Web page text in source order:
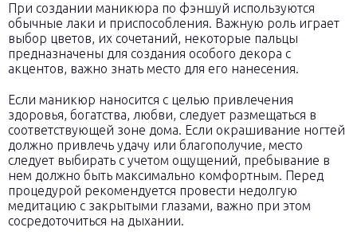
При создании маникюра по фэншуй используются
обычные лаки и приспособления. Важную роль играет
выбор цветов, их сочетаний, некоторые пальцы
предназначены для создания особого декора с
акцентов, важно знать место для его нанесения.
Если маникюр наносится с целью привлечения
здоровья, богатства, любви, следует размещаться в
соответствующей зоне дома. Если окрашивание ногтей
должно привлечь удачу или благополучие, место
следует выбирать с учетом ощущений, пребывание в
нем должно быть максимально комфортным. Перед
процедурой рекомендуется провести недолгую
медитацию с закрытыми глазами, важно при этом
сосредоточиться на дыхании.